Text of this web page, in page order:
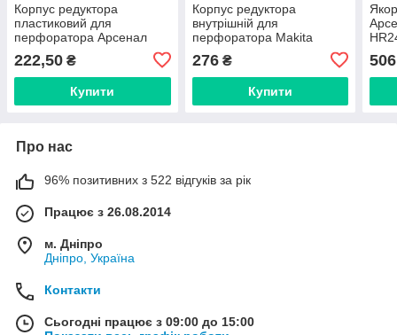
Корпус редуктора
пластиковий для
перфоратора Арсенал
222,50 ₴
Купити
Корпус редуктора
внутрішній для
перфоратора Makita
HR2470 , Арсенал П-900
276₴
Купити
506
Про нас
96% позитивних з 522 відгуків за рік
Працює з 26.08.2014
м. Дніпро
Дніпро, Україна
Контакти
Сьогодні працює з 09:00 до 15:00